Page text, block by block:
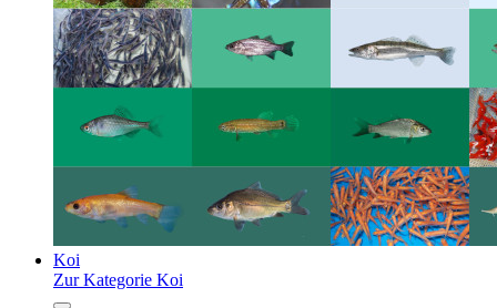
Koi
Zur Kategorie Koi